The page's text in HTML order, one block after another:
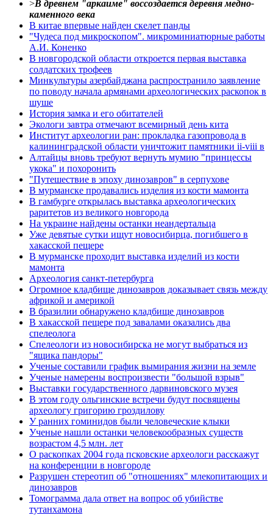
>В древнем "аркаиме" воссоздается деревня медно-
каменного века
В китае впервые найден скелет панды
"Чудеса под микроскопом". микроминиатюрные работы
А.И. Коненко
В новгородской области откроется первая выставка
солдатских трофеев
Минкультуры азеpбайджана распространило заявление
по поводу начала аpмянами археологических раскопок в
шуше
История замка и его обитателей
Экологи завтра отмечают всемирный день кита
Институт археологии ран: прокладка газопровода в
калининградской области уничтожит памятники ii-viii в
Алтайцы вновь требуют вернуть мумию "принцессы
укока" и похоронить
"Путешествие в эпоху динозавров" в серпухове
В мурманске продавались изделия из кости мамонта
В гамбурге открылась выставка археологических
раритетов из великого новгорода
На украине найдены останки неандертальца
Уже девятые сутки ищут новосибирца, погибшего в
хакасской пещере
В мурманске проходит выставка изделий из кости
мамонта
Археология санкт-петербурга
Огромное кладбище динозавров доказывает связь между
африкой и америкой
В бразилии обнаружено кладбище динозавров
В хакасской пещере под завалами оказались два
спелеолога
Спелеологи из новосибирска не могут выбраться из
"ящика пандоры"
Ученые составили график вымирания жизни на земле
Ученые намерены воспроизвести "большой взрыв"
Выставки государственного дарвиновского музея
В этом году ольгинские встречи будут посвящены
археологу григорию гроздилову
У ранних гоминидов были человеческие клыки
Ученые нашли останки человекообразных существ
возрастом 4,5 млн. лет
О раскопках 2004 года псковские археологи расскажут
на конференции в новгороде
Разрушен стереотип об "отношениях" млекопитающих и
динозавров
Томограмма дала ответ на вопрос об убийстве
тутанхамона